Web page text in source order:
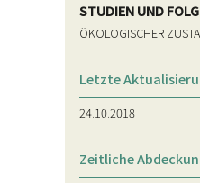
STUDIEN UND
ÖKOLOGISCHER
Letzte
24.10.2018
Zeitliche